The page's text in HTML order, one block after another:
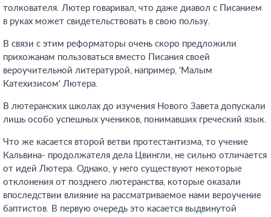
толкователя. Лютер говаривал, что даже диавол с Писанием
в руках может свидетельствовать в свою пользу.
В связи с этим реформаторы очень скоро предложили
прихожанам пользоваться вместо Писания своей
вероучительной литературой, например, 'Малым
Катехизисом' Лютера.
В лютеранских школах до изучения Нового Завета допускали
лишь особо успешных учеников, понимавших греческий язык.
Что же касается второй ветви протестантизма, то учение
Кальвина- продолжателя дела Цвингли, не сильно отличается
от идей Лютера. Однако, у него существуют некоторые
отклонения от позднего лютеранства, которые оказали
впоследствии влияние на рассматриваемое нами вероучение
баптистов. В первую очередь это касается выдвинутой